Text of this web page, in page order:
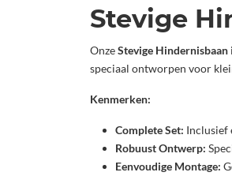
Stevige
OnzeStevige Hindernisbaan
speciaal ontworpen voor
Kenmerken:
Complete Set: Inclusief
Robuust Ontwerp:
Eenvoudige Montage: